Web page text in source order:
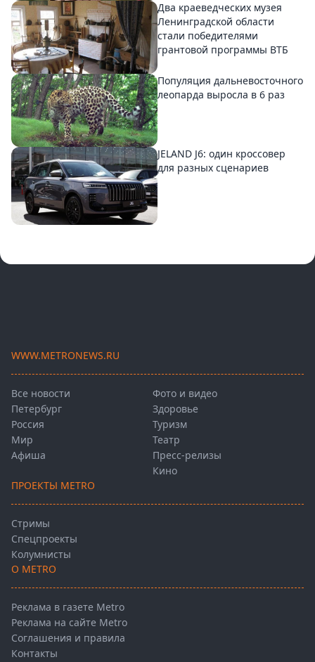
Два краеведческих музея
Ленинградской области
стали победителями
грантовой программы ВТБ
Популяция дальневосточного
леопарда выросла в 6 раз
JELAND J6: один кроссовер
для разных сценариев
WWW.METRONEWS.RU
Все новости
Петербург
Россия
Мир
Афиша
Фото и видео
Здоровье
Туризм
Театр
Пресс-релизы
Кино
ПРОЕКТЫ METRO
Стримы
Спецпроекты
Колумнисты
О METRO
Реклама в газете Metro
Реклама на сайте Metro
Соглашения и правила
Контакты